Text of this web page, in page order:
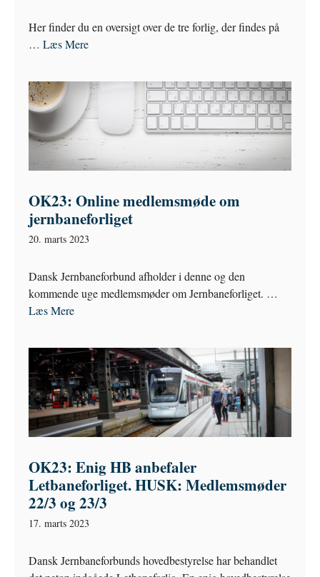
Her finder du en oversigt over de tre forlig, der findes på
… Læs Mere
OK23: Online medlemsmøde om
jernbaneforliget
20. marts 2023
Dansk Jernbaneforbund afholder i denne og den
kommende uge medlemsmøder om Jernbaneforliget. …
Læs Mere
OK23: Enig HB anbefaler
Letbaneforliget. HUSK: Medlemsmøder
22/3 og 23/3
17. marts 2023
Dansk Jernbaneforbunds hovedbestyrelse har behandlet